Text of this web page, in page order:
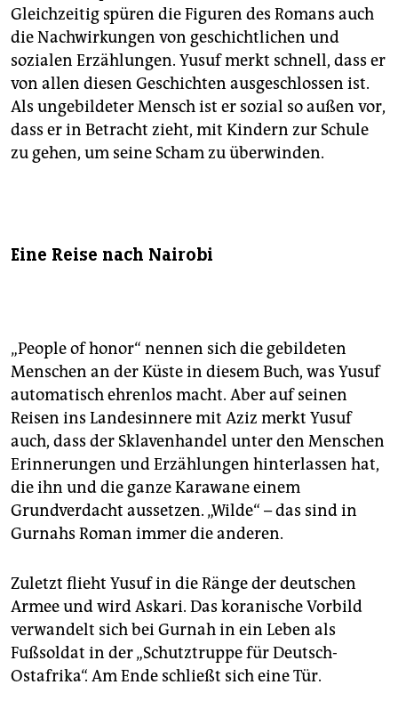
Gleichzeitig spüren die Figuren des Romans auch
die Nachwirkungen von geschichtlichen und
sozialen Erzählungen. Yusuf merkt schnell, dass er
von allen diesen Geschichten ausgeschlossen ist.
Als ungebildeter Mensch ist er sozial so außen vor,
dass er in Betracht zieht, mit Kindern zur Schule
zu gehen, um seine Scham zu überwinden.
Eine Reise nach Nairobi
„People of honor“ nennen sich die gebildeten
Menschen an der Küste in diesem Buch, was Yusuf
automatisch ehrenlos macht. Aber auf seinen
Reisen ins Landesinnere mit Aziz merkt Yusuf
auch, dass der Sklavenhandel unter den Menschen
Erinnerungen und Erzählungen hinterlassen hat,
die ihn und die ganze Karawane einem
Grundverdacht aussetzen. „Wilde“ – das sind in
Gurnahs Roman immer die anderen.
Zuletzt flieht Yusuf in die Ränge der deutschen
Armee und wird Askari. Das koranische Vorbild
verwandelt sich bei Gurnah in ein Leben als
Fußsoldat in der „Schutztruppe für Deutsch-
Ostafrika“. Am Ende schließt sich eine Tür.